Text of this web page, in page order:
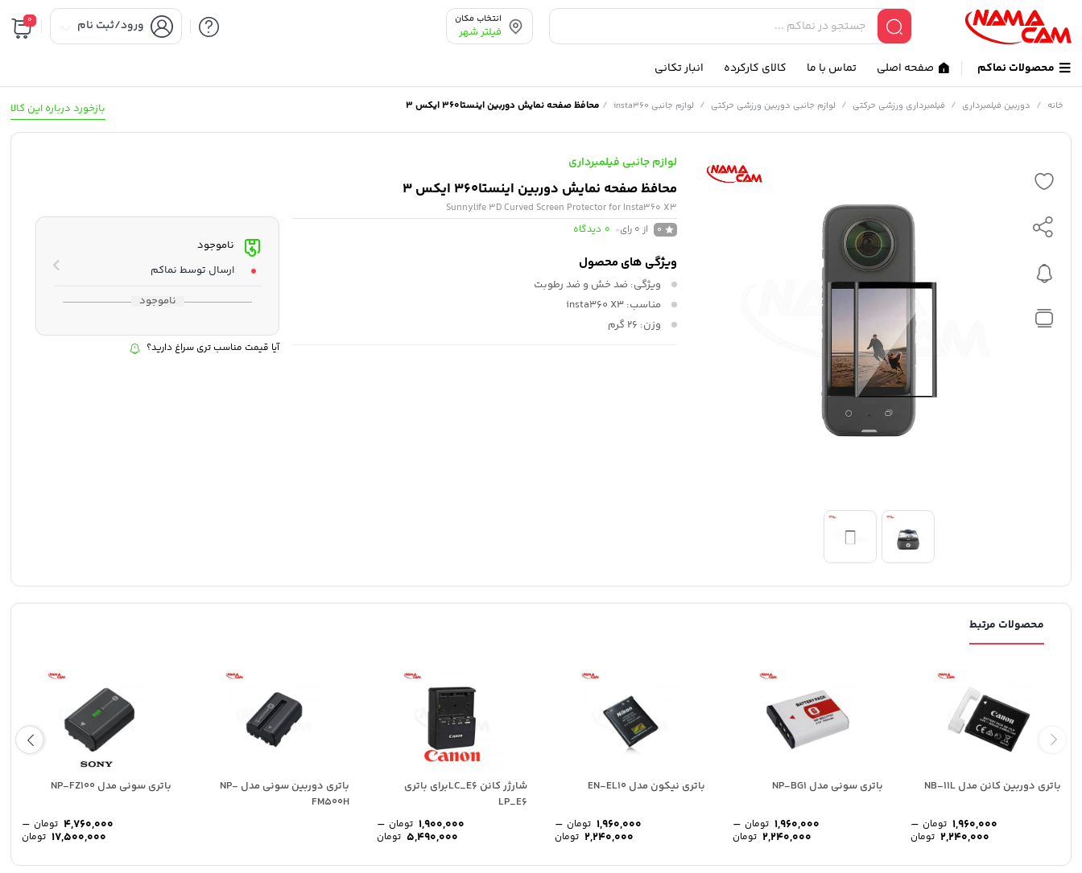
انتخاب مکان
فیلتر شهر ورود/ثبت نام 0
محصولات نماکم صفحه اصلی تماس با ما کالای کارکرده انبار تکانی
بازخورد درباره این کالا خانه / دوربین فیلمبرداری / فیلمبرداری ورزشی حرکتی / لوازم جانبی دوربین ورزشی حرکتی / لوازم جانبی insta360 / محافظ صفحه نمایش دوربین اینستا360 ایکس 3
لوازم جانبی فیلمبرداری
محافظ صفحه نمایش دوربین اینستا360 ایکس 3
Sunnylife 3D Curved Screen Protector for Insta360 X3
0 از 0 رای 0 دیدگاه
ویژگی های محصول
ویژگی: ضد خش و ضد رطوبت
مناسب: insta360 X3
وزن: 26 گرم
ناموجود
ارسال توسط نماکم
ناموجود
آیا قیمت مناسب تری سراغ دارید؟
محصولات مرتبط
باتری دوربین کانن مدل NB-11L
1,960,000 تومان –
2,240,000 تومان
1,960,000 تومان
باتری سونی مدل NP-BG1
1,960,000 تومان –
2,240,000 تومان
1,960,000 تومان
باتری نیکون مدل EN-EL10
1,960,000 تومان –
2,240,000 تومانمحدوده
1,960,000 تومان
شارژر کانن LC_E6برای باتری
LP_E6
1,900,000 تومان –
5,490,000 تومانمحدوده
1,900,000 تومان
باتری دوربین سونی مدل NP-
FM500H
باتری سونی مدل NP-FZ100
4,760,000 تومان –
17,500,000 تومان